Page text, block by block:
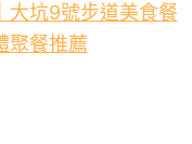
大坑9號步道美食餐
聚餐推薦